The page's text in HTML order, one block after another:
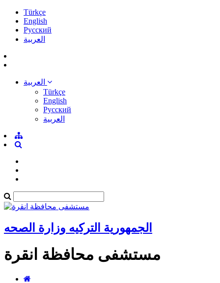
Türkçe
English
Pусский
العربية
Türkçe
English
Pусский
العربية
الجمهورية التركيه وزارة الصحه
مستشفى محافظة انقرة